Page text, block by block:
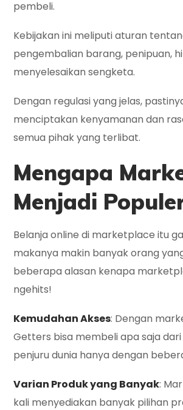
pembeli.
Kebijakan ini meliputi aturan
pengembalian barang, penipuan,
menyelesaikan sengketa.
Dengan regulasi yang jelas,
menciptakan kenyamanan dan
semua pihak yang terlibat.
Mengapa
Menjadi
Belanja online di marketplace itu
makanya makin banyak orang
beberapa alasan kenapa
ngehits!
Kemudahan Akses: Dengan
Getters bisa membeli apa saja
penjuru dunia hanya dengan
Varian Produk yang Banyak:
kali menyediakan banyak pilihan